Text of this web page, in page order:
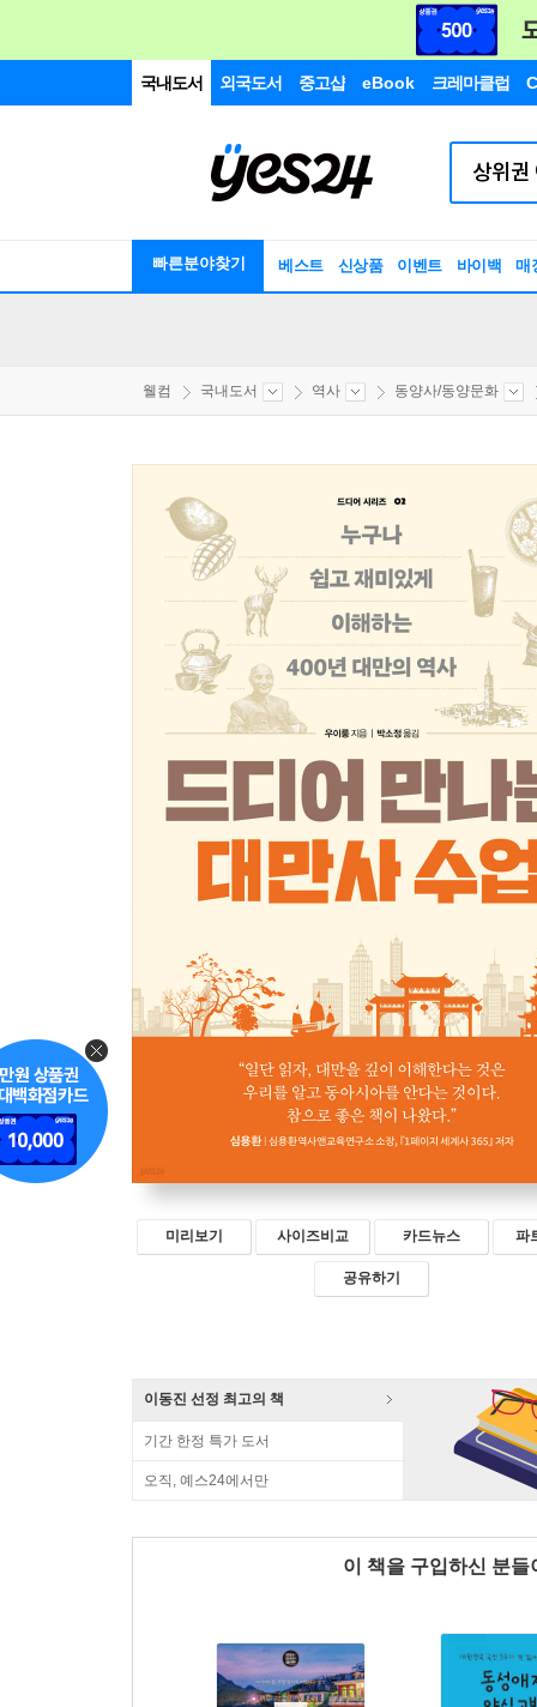
국내도서 외국도서 중고샵 eBook 크레마클럽
빠른분야찾기 베스트 신상품 이벤트 바이백 매
웰컴 국내도서 역사 동양사/동양문화
미리보기 사이즈비교 카드뉴스 파
공유하기
이동진 선정 최고의 책
기간 한정 특가 도서
오직, 예스24에서만
이 책을 구입하신 분